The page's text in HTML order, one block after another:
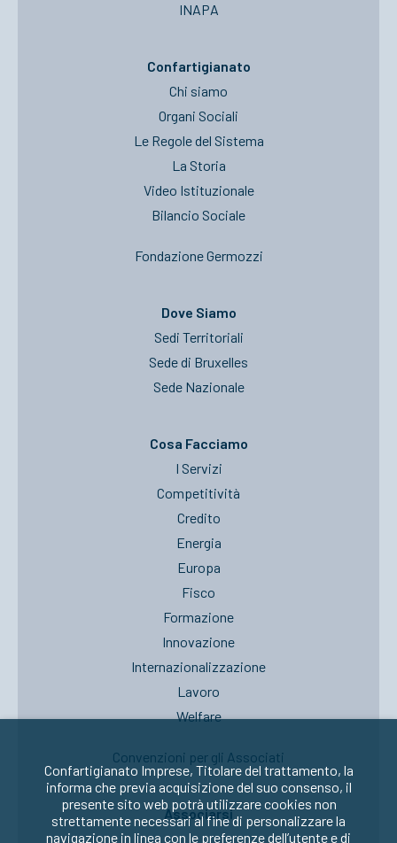
INAPA
Confartigianato
Chi siamo
Organi Sociali
Le Regole del Sistema
La Storia
Video Istituzionale
Bilancio Sociale
Fondazione Germozzi
Dove Siamo
Sedi Territoriali
Sede di Bruxelles
Sede Nazionale
Cosa Facciamo
I Servizi
Competitività
Credito
Energia
Europa
Fisco
Formazione
Innovazione
Internazionalizzazione
Lavoro
Welfare
Convenzioni per gli Associati
Associarsi
Confartigianato Imprese, Titolare del trattamento, la
informa che previa acquisizione del suo consenso, il
presente sito web potrà utilizzare cookies non
strettamente necessari al fine di personalizzare la
navigazione in linea con le preferenze dell’utente e di